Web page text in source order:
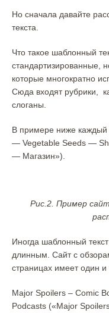
Но сначала давайте
текста.
Что такое шаблонный
стандартизированные,
которые многократно
Сюда входят рубрики,
слоганы.
В примере ниже каждый
— Vegetable Seeds —
— Магазин»).
Рис.2. Пример
Иногда шаблонный
длинным. Сайт с
страницах имеет один
Major Spoilers – Comic
Podcasts («Major